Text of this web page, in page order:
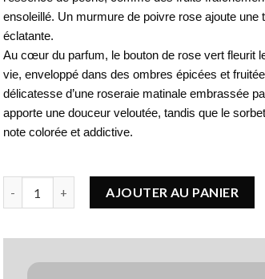
ensoleillé. Un murmure de poivre rose ajoute une
éclatante.
Au cœur du parfum, le bouton de rose vert fleurit
vie, enveloppé dans des ombres épicées et
délicatesse d’une roseraie matinale embrassée
apporte une douceur veloutée, tandis que le
note colorée et addictive.
AJOUTER AU PANIER